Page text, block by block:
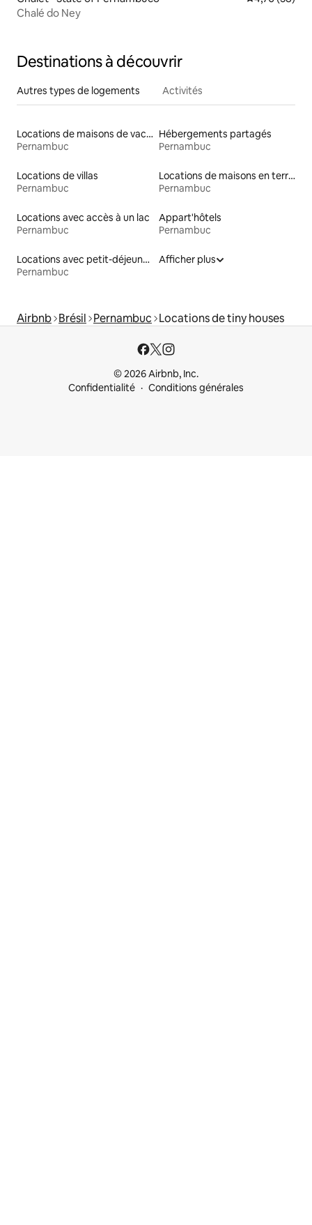
Chalé do Ney
Destinations à découvrir
Autres types de logements Activités
Locations de maisons de vacances
Pernambuc
Hébergements partagés
Pernambuc
Locations de villas
Pernambuc
Locations de maisons en terre
Pernambuc
Locations avec accès à un lac
Pernambuc
Appart'hôtels
Pernambuc
Locations avec petit-déjeuner
Pernambuc
Afficher plus
Airbnb Brésil Pernambuc Locations de tiny houses
© 2026 Airbnb, Inc.
Confidentialité
Conditions générales